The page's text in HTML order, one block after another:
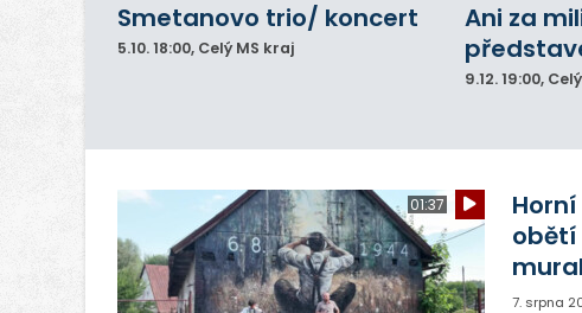
Smetanovo trio/ koncert
5.10.18:00, Celý MS kraj
Ani za
9.12. 19:00,
01:37
obětí
7. srpna